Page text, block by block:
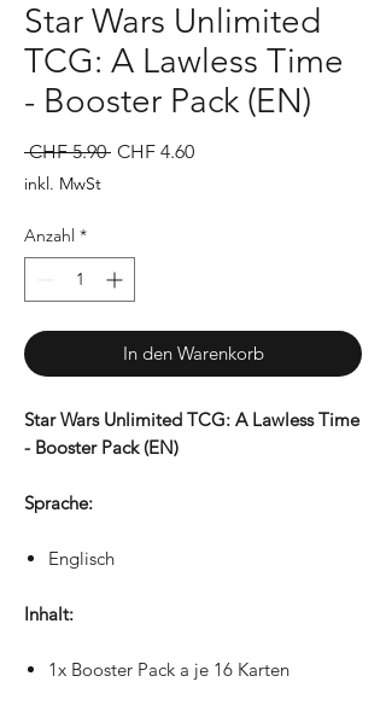
Star Wars Unlimited
TCG: A Lawless Time
- Booster Pack (EN)
CHF 5.90 Standardpreis
CHF 4.60Sale-
inkl. MwSt
Anzahl *
In den Warenkorb
Star Wars Unlimited TCG: A Lawless Time
- Booster Pack (EN)
Sprache:
Englisch
Inhalt:
1x Booster Pack a je 16 Karten